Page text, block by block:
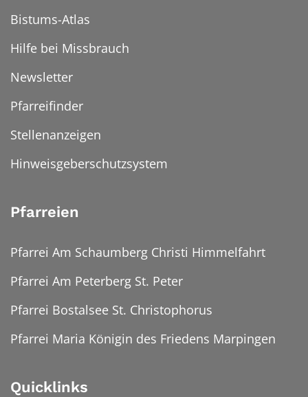
Bistums-Atlas
Hilfe bei Missbrauch
Newsletter
Pfarreifinder
Stellenanzeigen
Hinweisgeberschutzsystem
Pfarreien
Pfarrei Am Schaumberg Christi Himmelfahrt
Pfarrei Am Peterberg St. Peter
Pfarrei Bostalsee St. Christophorus
Pfarrei Maria Königin des Friedens Marpingen
Quicklinks